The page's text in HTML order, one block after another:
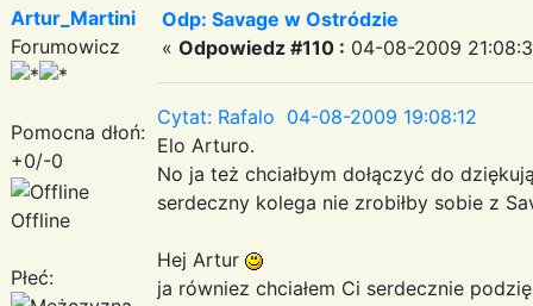
Artur_Martini
Forumowicz
Pomocna dłoń:
+0/-0
Offline
Płeć:
Odp: Savage w Ostródzie
« Odpowiedz #110 : 04-08-2009
Cytat: Rafalo 04-08-2009 19:08:12
Elo Arturo.
No ja też chciałbym dołączyć do
serdeczny kolega nie zrobiłby sobie z
Hej Artur
ja równiez chciałem Ci serdecznie